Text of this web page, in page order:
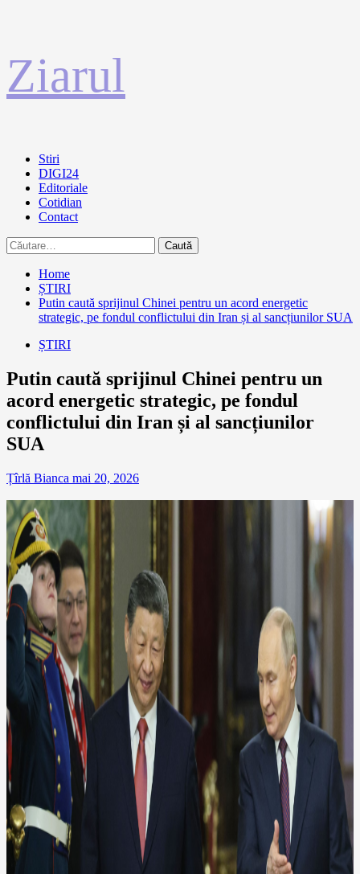
la
conținut
Ziarul
Primary
Menu
Stiri
DIGI24
Editoriale
Cotidian
Contact
Caută
după:
Home
ȘTIRI
Putin caută sprijinul Chinei pentru un acord energetic
strategic, pe fondul conflictului din Iran și al sancțiunilor SUA
ȘTIRI
Putin caută sprijinul Chinei pentru un
acord energetic strategic, pe fondul
conflictului din Iran și al sancțiunilor
SUA
Țîrlă Bianca mai 20, 2026